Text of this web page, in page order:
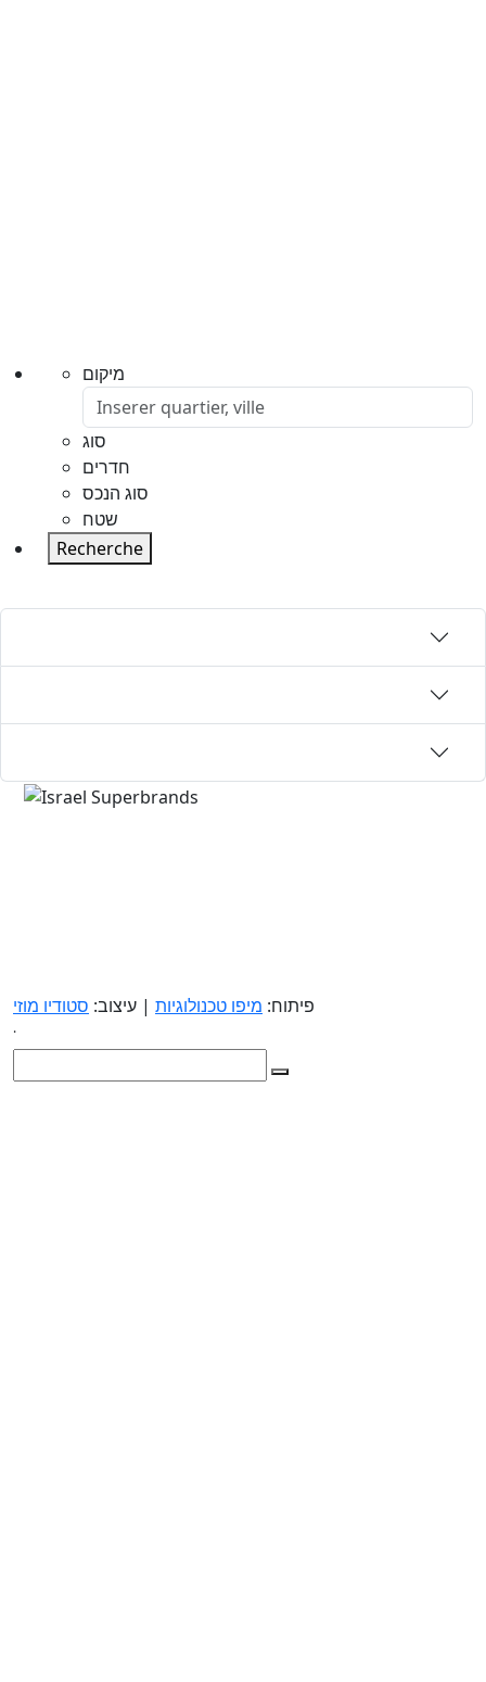
מיקום
סוג
חדרים
סוג הנכס
שטח
Recherche
פיתוח: מיפו טכנולוגיות | עיצוב: סטודיו מוזי
.